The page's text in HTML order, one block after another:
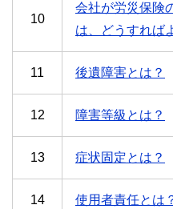
10
会社が労災保険
は、どうすれば
11 後遺障害とは？
12 障害等級とは？
13 症状固定とは？
14 使用者責任とは